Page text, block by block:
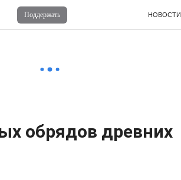
НОВОСТИ
Поддержать
обрядов древних